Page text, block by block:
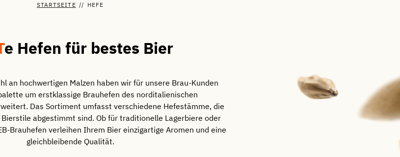
STARTSEITE // HEFE
e Hefen für bestes Bier
an hochwertigen Malzen haben wir für unsere Brau-Kunden
um erstklassige Brauhefen des norditalienischen
Das Sortiment umfasst verschiedene Hefestämme, die
abgestimmt sind. Ob für traditionelle Lagerbiere oder
Brauhefen verleihen Ihrem Bier einzigartige Aromen und eine
gleichbleibende Qualität.